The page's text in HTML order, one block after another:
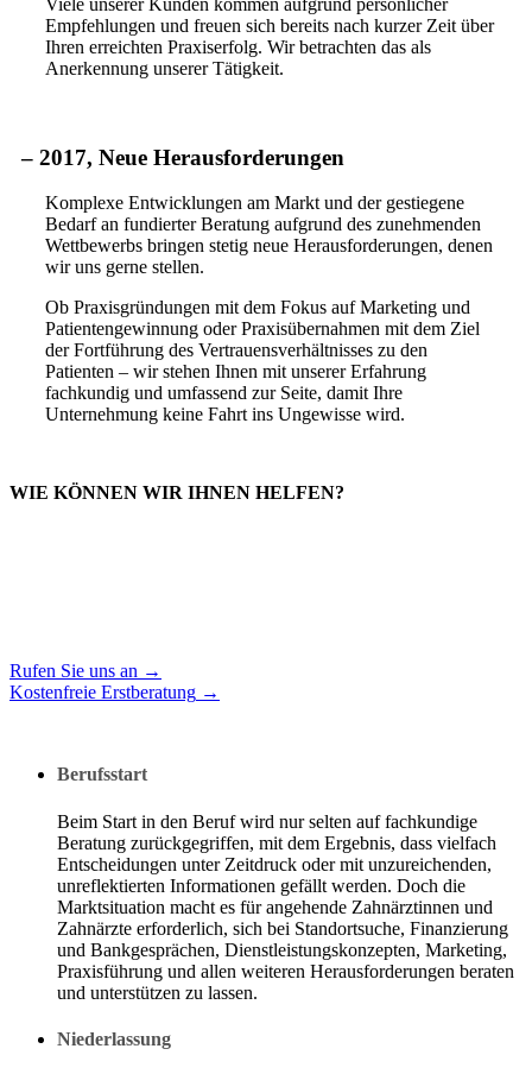
Viele unserer Kunden kommen aufgrund persönlicher
Empfehlungen und freuen sich bereits nach kurzer Zeit über
Ihren erreichten Praxiserfolg. Wir betrachten das als
Anerkennung unserer Tätigkeit.
– 2017, Neue Herausforderungen
Komplexe Entwicklungen am Markt und der gestiegene
Bedarf an fundierter Beratung aufgrund des zunehmenden
Wettbewerbs bringen stetig neue Herausforderungen, denen
wir uns gerne stellen.
Ob Praxisgründungen mit dem Fokus auf Marketing und
Patientengewinnung oder Praxisübernahmen mit dem Ziel
der Fortführung des Vertrauensverhältnisses zu den
Patienten – wir stehen Ihnen mit unserer Erfahrung
fachkundig und umfassend zur Seite, damit Ihre
Unternehmung keine Fahrt ins Ungewisse wird.
WIE KÖNNEN WIR IHNEN HELFEN?
Rufen Sie uns an →
Kostenfreie Erstberatung →
Berufsstart
Beim Start in den Beruf wird nur selten auf fachkundige
Beratung zurückgegriffen, mit dem Ergebnis, dass vielfach
Entscheidungen unter Zeitdruck oder mit unzureichenden,
unreflektierten Informationen gefällt werden. Doch die
Marktsituation macht es für angehende Zahnärztinnen und
Zahnärzte erforderlich, sich bei Standortsuche, Finanzierung
und Bankgesprächen, Dienstleistungskonzepten, Marketing,
Praxisführung und allen weiteren Herausforderungen beraten
und unterstützen zu lassen.
Niederlassung